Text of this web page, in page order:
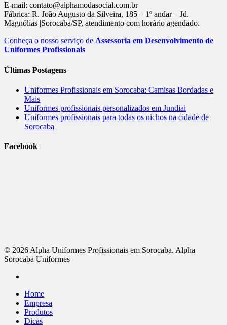
E-mail: contato@alphamodasocial.com.br
Fábrica: R. João Augusto da Silveira, 185 – 1º andar – Jd.
Magnólias |Sorocaba/SP, atendimento com horário agendado.
Conheça o nosso serviço de Assessoria em Desenvolvimento de
Uniformes Profissionais
Últimas Postagens
Uniformes Profissionais em Sorocaba: Camisas Bordadas e
Mais
Uniformes profissionais personalizados em Jundiai
Uniformes profissionais para todas os nichos na cidade de
Sorocaba
Facebook
© 2026 Alpha Uniformes Profissionais em Sorocaba. Alpha
Sorocaba Uniformes
Home
Empresa
Produtos
Dicas